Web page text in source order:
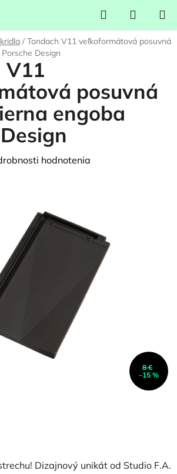
Hľadať
KOŠÍK
/ Tondach V11 veľkoformátová posuvná
Design
Dizajnový unikát od Studio F.A.
V11
posuvná
engoba
hodnotenia
8 €
–15 %